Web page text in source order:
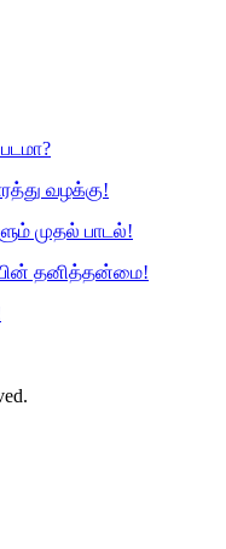
வழக்கு!
முதல் பாடல்!
தனித்தன்மை!